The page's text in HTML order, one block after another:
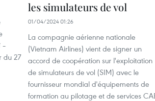
–
du 27
les simulateurs de vol
01/04/2024 01:26
La compagnie aérienne nationale
(Vietnam Airlines) vient de signer un
accord de coopération sur l'exploitation
de simulateurs de vol (SIM) avec le
fournisseur mondial d'équipements de
formation au pilotage et de services